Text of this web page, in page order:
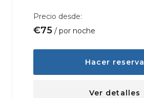
Precio desde:
€75 por noche
Hacer reserva
Ver detalles